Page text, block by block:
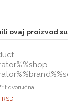
ovaj proizvod
dvoručna